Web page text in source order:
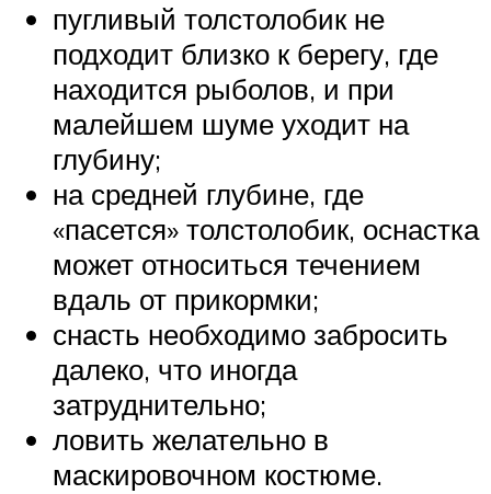
пугливый толстолобик не
подходит близко к берегу, где
находится рыболов, и при
малейшем шуме уходит на
глубину;
на средней глубине, где
«пасется» толстолобик, оснастка
может относиться течением
вдаль от прикормки;
снасть необходимо забросить
далеко, что иногда
затруднительно;
ловить желательно в
маскировочном костюме.